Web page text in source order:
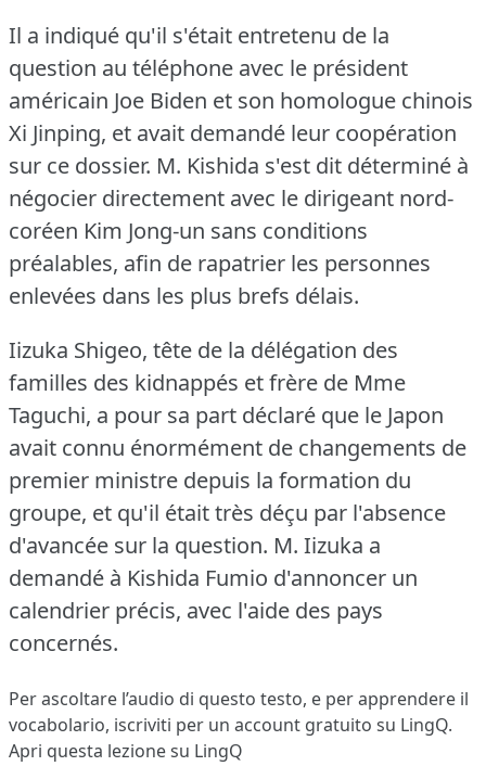
Il a indiqué qu'il s'était entretenu de la
question au téléphone avec le président
américain Joe Biden et son homologue chinois
Xi Jinping, et avait demandé leur coopération
sur ce dossier. M. Kishida s'est dit déterminé à
négocier directement avec le dirigeant nord-
coréen Kim Jong-un sans conditions
préalables, afin de rapatrier les personnes
enlevées dans les plus brefs délais.
Iizuka Shigeo, tête de la délégation des
familles des kidnappés et frère de Mme
Taguchi, a pour sa part déclaré que le Japon
avait connu énormément de changements de
premier ministre depuis la formation du
groupe, et qu'il était très déçu par l'absence
d'avancée sur la question. M. Iizuka a
demandé à Kishida Fumio d'annoncer un
calendrier précis, avec l'aide des pays
concernés.
Per ascoltare l’audio di questo testo, e per apprendere il
vocabolario, iscriviti per un account gratuito su LingQ.
Apri questa lezione su LingQ